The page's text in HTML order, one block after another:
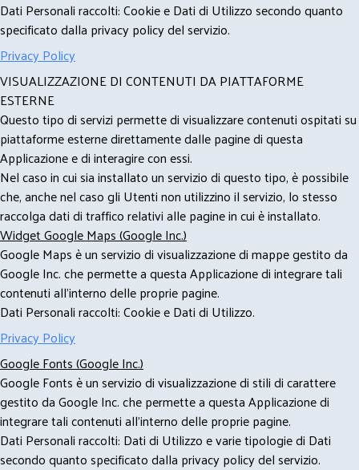
Dati Personali raccolti: Cookie e Dati di Utilizzo secondo quanto
specificato dalla privacy policy del servizio.
Privacy Policy
VISUALIZZAZIONE DI CONTENUTI DA PIATTAFORME
ESTERNE
Questo tipo di servizi permette di visualizzare contenuti ospitati su
piattaforme esterne direttamente dalle pagine di questa
Applicazione e di interagire con essi.
Nel caso in cui sia installato un servizio di questo tipo, è possibile
che, anche nel caso gli Utenti non utilizzino il servizio, lo stesso
raccolga dati di traffico relativi alle pagine in cui è installato.
Widget Google Maps (Google Inc.)
Google Maps è un servizio di visualizzazione di mappe gestito da
Google Inc. che permette a questa Applicazione di integrare tali
contenuti all'interno delle proprie pagine.
Dati Personali raccolti: Cookie e Dati di Utilizzo.
Privacy Policy
Google Fonts (Google Inc.)
Google Fonts è un servizio di visualizzazione di stili di carattere
gestito da Google Inc. che permette a questa Applicazione di
integrare tali contenuti all'interno delle proprie pagine.
Dati Personali raccolti: Dati di Utilizzo e varie tipologie di Dati
secondo quanto specificato dalla privacy policy del servizio.